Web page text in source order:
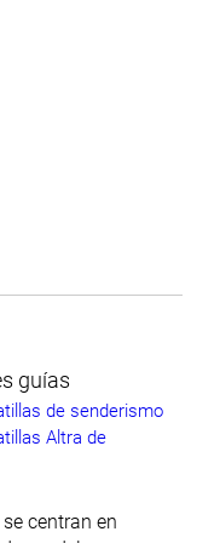
guías
de senderismo
Altra de
centran en